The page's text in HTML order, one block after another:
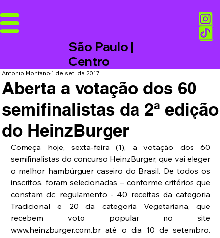
São Paulo |
Centro
Aberta a votação dos 60
semifinalistas da 2ª edição
do HeinzBurger
Antonio Montano1 de set. de 2017
Começa hoje, sexta-feira (1), a votação dos 60
semifinalistas do concurso HeinzBurger, que vai eleger
o melhor hambúrguer caseiro do Brasil. De todos os
inscritos, foram selecionadas – conforme critérios que
constam do regulamento - 40 receitas da categoria
Tradicional e 20 da categoria Vegetariana, que
recebem voto popular no site
www.heinzburger.com.br até o dia 10 de setembro.